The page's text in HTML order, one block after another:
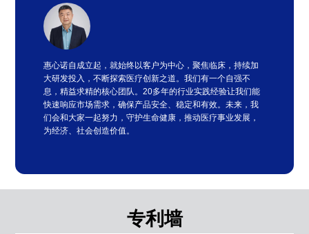
惠心诺自成立起，就始终以客户为中心，聚焦临床，持续加
大研发投入，不断探索医疗创新之道。我们有一个自强不
息，精益求精的核心团队。20多年的行业实践经验让我们能
快速响应市场需求，确保产品安全、稳定和有效。未来，我
们会和大家一起努力，守护生命健康，推动医疗事业发展，
为经济、社会创造价值。
专利墙